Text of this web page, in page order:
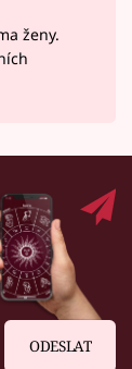
ženy.
ODESLAT